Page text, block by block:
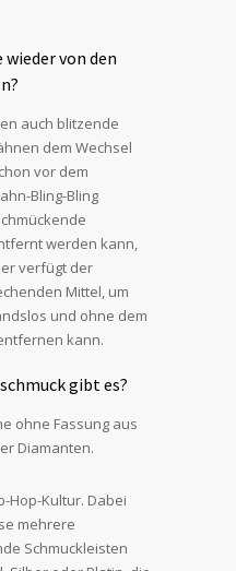
von den
auch blitzende
dem Wechsel
vor dem
Bling-Bling
werden kann,
verfügt der
Mittel, um
und ohne dem
kann.
gibt es?
ohne Fassung aus
Diamanten.
Hop-Kultur. Dabei
mehrere
Schmuckleisten